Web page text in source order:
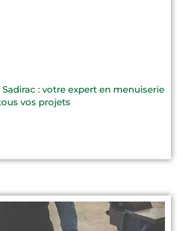
: votre expert en menuiserie
vos projets